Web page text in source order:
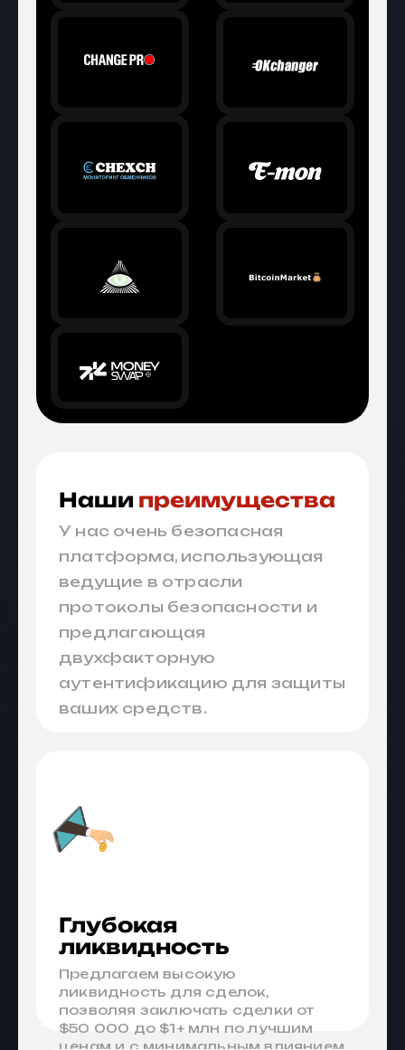
Наши преимущества
У нас очень безопасная
платформа, использующая
ведущие в отрасли
протоколы безопасности и
предлагающая
двухфакторную
аутентификацию для защиты
ваших средств.
Глубокая
ликвидность
Предлагаем высокую
ликвидность для сделок,
позволяя заключать сделки от
$50 000 до $1+ млн по лучшим
ценам и с минимальным влиянием